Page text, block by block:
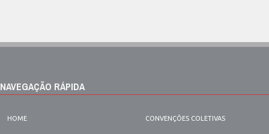
NAVEGAÇÃO RÁPIDA
HOME CONVENÇÕES COLETIVAS